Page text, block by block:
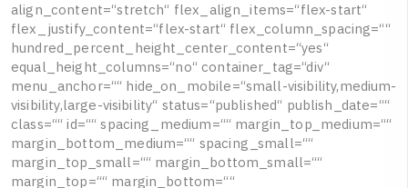
align content=“stretch“ flex align _items=“flex-start“
flex justify_ content=“flex-start“ flex column _spacing=““
hundred percent height center_ content=“yes“
equal_ height columns=“no“ container_ tag=“div“
menu anchor=““ hide_on mobile=“small-visibility,medium-
visibility,large-visibility“ status=“published“ publish date=““
class=““ id=““ spacing medium=““ margin top_ medium=““
margin bottom medium=““ spacing small=““
margin top small=““ margin bottom _small=““
margin top=““ margin bottom=““